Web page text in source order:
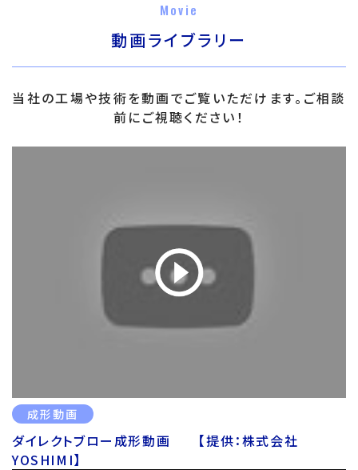
Movie
動画ライブラリー
当社の工場や技術を動画でご覧いただけます。ご相談
前にご視聴ください！
成形動画
ダイレクトブロー成形動画 【提供：株式会社
YOSHIMI】